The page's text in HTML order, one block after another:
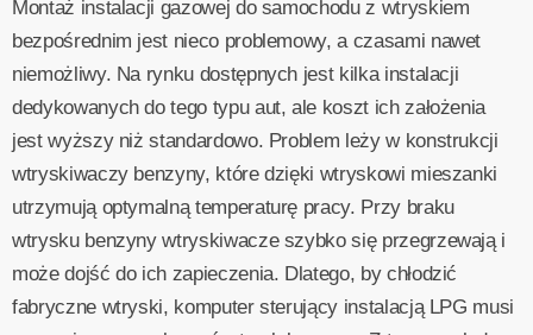
Montaż instalacji gazowej do samochodu z wtryskiem
bezpośrednim jest nieco problemowy, a czasami nawet
niemożliwy. Na rynku dostępnych jest kilka instalacji
dedykowanych do tego typu aut, ale koszt ich założenia
jest wyższy niż standardowo. Problem leży w konstrukcji
wtryskiwaczy benzyny, które dzięki wtryskowi mieszanki
utrzymują optymalną temperaturę pracy. Przy braku
wtrysku benzyny wtryskiwacze szybko się przegrzewają i
może dojść do ich zapieczenia. Dlatego, by chłodzić
fabryczne wtryski, komputer sterujący instalacją LPG musi